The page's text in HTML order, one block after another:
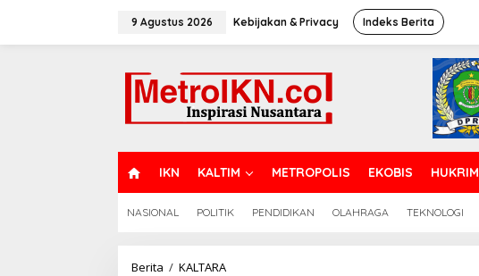
9 Agustus 2026 Kebijakan & Privacy Indeks Berita
O
M
IKN KALTIM METROPOLIS EKOBIS HUKRIM
NASIONAL POLITIK PENDIDIKAN OLAHRAGA TEKNOLOGI
Berita / KALTARASambut